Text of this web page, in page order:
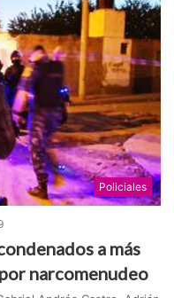
Policiales
a más
narcomenudeo